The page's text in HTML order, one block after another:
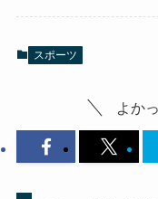
スポーツ
よか